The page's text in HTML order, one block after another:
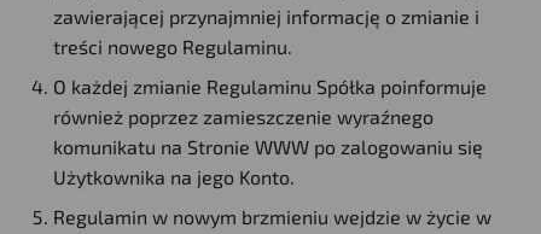
zawierającej przynajmniej informację o zmianie i
treści nowego Regulaminu.
O każdej zmianie Regulaminu Spółka poinformuje
również poprzez zamieszczenie wyraźnego
komunikatu na Stronie WWW po zalogowaniu się
Użytkownika na jego Konto.
Regulamin w nowym brzmieniu wejdzie w życie w